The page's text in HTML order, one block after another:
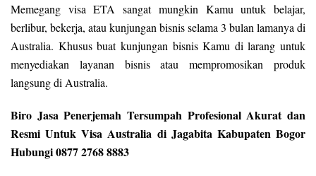
Memegang visa ETA sangat mungkin Kamu untuk belajar,
berlibur, bekerja, atau kunjungan bisnis selama 3 bulan lamanya di
Australia. Khusus buat kunjungan bisnis Kamu di larang untuk
menyediakan layanan bisnis atau mempromosikan produk
langsung di Australia.
Biro Jasa Penerjemah Tersumpah Profesional Akurat dan
Resmi Untuk Visa Australia di Jagabita Kabupaten Bogor
Hubungi 0877 2768 8883